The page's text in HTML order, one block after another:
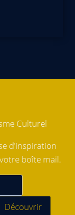
Culturel
d'inspiration
boîte mail.